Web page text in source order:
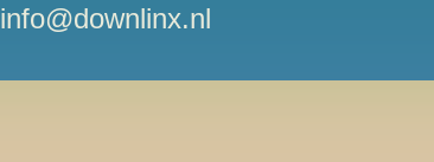
info@downlinx.nl